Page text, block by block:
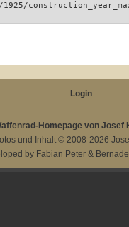
1925/
Login
Homepage von Josef
und Inhalt © 2008-2026
by Fabian Peter &